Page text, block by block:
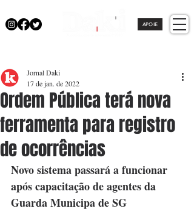
APOIE
Ordem Pública terá nova
ferramenta para registro
de ocorrências
Jornal Daki
17 de jan. de 2022
Novo sistema passará a funcionar
após capacitação de agentes da
Guarda Municipa de SG